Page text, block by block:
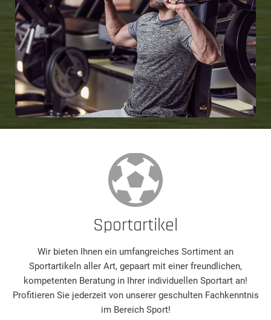
Sportartikel
Wir bieten Ihnen ein umfangreiches Sortiment an
Sportartikeln aller Art, gepaart mit einer freundlichen,
kompetenten Beratung in Ihrer individuellen Sportart an!
Profitieren Sie jederzeit von unserer geschulten Fachkenntnis
im Bereich Sport!